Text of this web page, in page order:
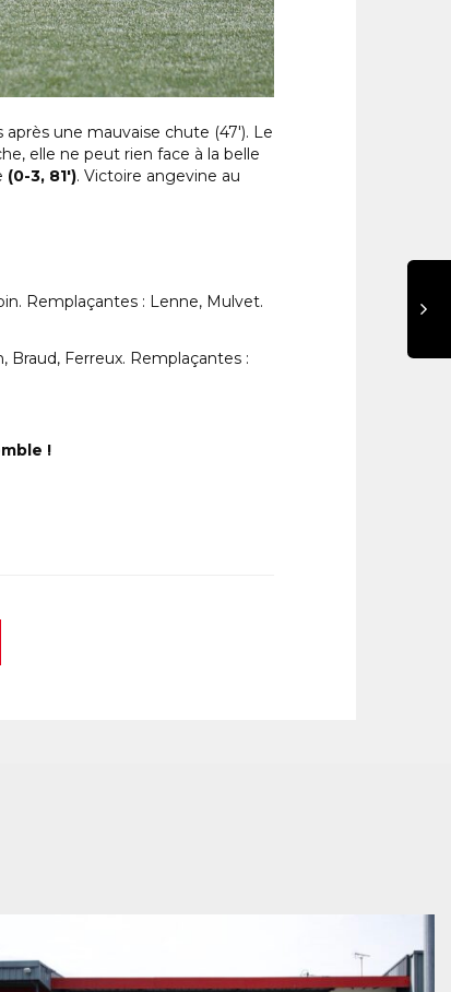
une mauvaise chute (47′). Le
elle ne peut rien face à la belle
(0-3, 81′). Victoire angevine au
Remplaçantes : Lenne, Mulvet.
Braud, Ferreux. Remplaçantes :
!